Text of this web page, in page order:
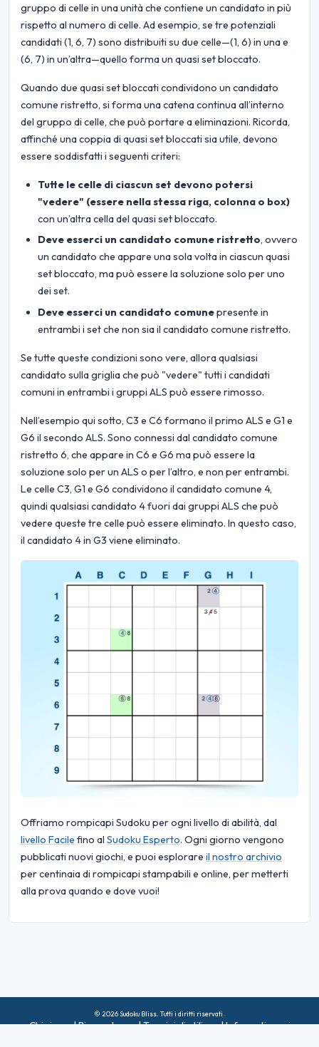
gruppo di celle in una unità che contiene un candidato in più
rispetto al numero di celle. Ad esempio, se tre potenziali
candidati (1, 6, 7) sono distribuiti su due celle—(1, 6) in una e
(6, 7) in un’altra—quello forma un quasi set bloccato.
Quando due quasi set bloccati condividono un candidato
comune ristretto, si forma una catena continua all’interno
del gruppo di celle, che può portare a eliminazioni. Ricorda,
affinché una coppia di quasi set bloccati sia utile, devono
essere soddisfatti i seguenti criteri:
Tutte le celle di ciascun set devono potersi
"vedere" (essere nella stessa riga, colonna o box)
con un’altra cella del quasi set bloccato.
Deve esserci un candidato comune ristretto, ovvero
un candidato che appare una sola volta in ciascun quasi
set bloccato, ma può essere la soluzione solo per uno
dei set.
Deve esserci un candidato comunepresente in
entrambi i set che non sia il candidato comune ristretto.
Se tutte queste condizioni sono vere, allora qualsiasi
candidato sulla griglia che può "vedere" tutti i candidati
comuni in entrambi i gruppi ALS può essere rimosso.
Nell’esempio qui sotto, C3 e C6 formano il primo ALS e G1 e
G6 il secondo ALS. Sono connessi dal candidato comune
ristretto 6, che appare in C6 e G6 ma può essere la
soluzione solo per un ALS o per l’altro, e non per entrambi.
Le celle C3, G1 e G6 condividono il candidato comune 4,
quindi qualsiasi candidato 4 fuori dai gruppi ALS che può
vedere queste tre celle può essere eliminato. In questo caso,
il candidato 4 in G3 viene eliminato.
Offriamo rompicapi Sudoku per ogni livello di abilità, dal
livello Facile fino al Sudoku Esperto. Ogni giorno vengono
pubblicati nuovi giochi, e puoi esplorare il nostro archivio
per centinaia di rompicapi stampabili e online, per metterti
alla prova quando e dove vuoi!
© 2026 Sudoku Bliss. Tutti i diritti riservati.
Chi siamo|Riservatezza|Termini di utilizzo|Informativa sui